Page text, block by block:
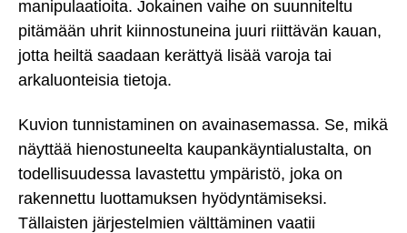
manipulaatioita. Jokainen vaihe on suunniteltu
pitämään uhrit kiinnostuneina juuri riittävän kauan,
jotta heiltä saadaan kerättyä lisää varoja tai
arkaluonteisia tietoja.
Kuvion tunnistaminen on avainasemassa. Se, mikä
näyttää hienostuneelta kaupankäyntialustalta, on
todellisuudessa lavastettu ympäristö, joka on
rakennettu luottamuksen hyödyntämiseksi.
Tällaisten järjestelmien välttäminen vaatii